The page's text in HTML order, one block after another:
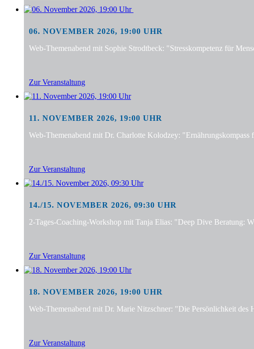
06. NOVEMBER 2026, 19:00 UHR
Web-Themenabend mit Sophie Strodtbeck: "Stresskompetenz für
Zur Veranstaltung
11. NOVEMBER 2026, 19:00 UHR
Web-Themenabend mit Dr. Charlotte Kolodzey:
Zur Veranstaltung
14./15. NOVEMBER 2026, 09:30 UHR
2-Tages-Coaching-Workshop mit Tanja Elias: "Deep Dive Beratung:
Zur Veranstaltung
18. NOVEMBER 2026, 19:00 UHR
Web-Themenabend mit Dr. Marie Nitzschner: "Die Persönlichkeit des
Zur Veranstaltung